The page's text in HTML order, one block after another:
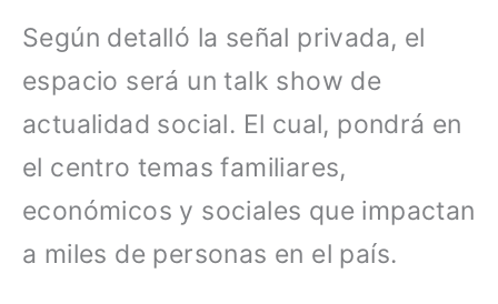
Según detalló la señal privada, el
espacio será un talk show de
actualidad social. El cual, pondrá en
el centro temas familiares,
económicos y sociales que impactan
a miles de personas en el país.